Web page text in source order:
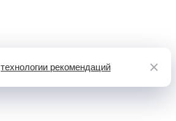
технологии рекомендаций